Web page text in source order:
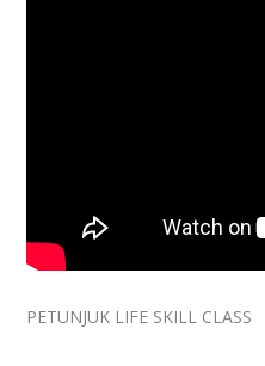
PETUNJUK LIFE SKILL CLASS